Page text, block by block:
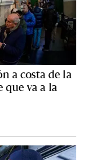
a costa de la
que va a la